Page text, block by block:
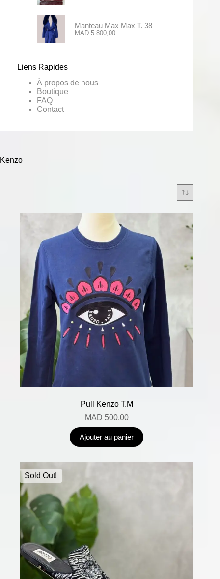
Kenzo
Pull Kenzo T.M
MAD 500,00
Ajouter au panier
Sold Out!
Manteau Max Max T. 38
MAD5.800,00
Liens Rapides
À propos de nous
Boutique
FAQ
Contact